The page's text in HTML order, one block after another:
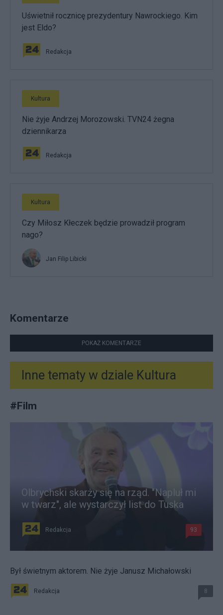
Uświetnił rocznicę prezydentury Nawrockiego. Kim
jest Eldo?
Redakcja
Kultura
Nie żyje Andrzej Morozowski. TVN24 żegna
dziennikarza
Redakcja
Kultura
Czy Miłosz Kłeczek będzie prowadził program
nago?
Jan Filip Libicki
Komentarze
POKAŻ KOMENTARZE
Inne tematy w dziale Kultura
#Film
Olbrychski skarży się na rząd. "Napluł mi
w twarz", ale wystarczył list do Tuska
Redakcja 93
Był świetnym aktorem. Nie żyje Janusz Michałowski
Redakcja 8